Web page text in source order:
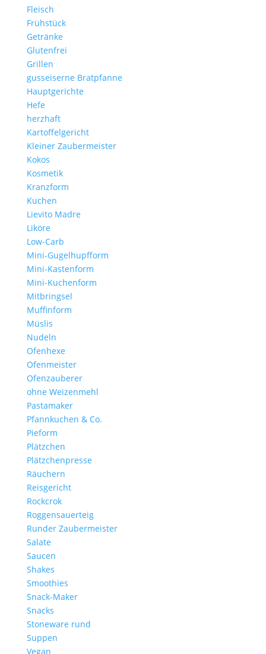
Fleisch
Frühstück
Getränke
Glutenfrei
Grillen
gusseiserne Bratpfanne
Hauptgerichte
Hefe
herzhaft
Kartoffelgericht
Kleiner Zaubermeister
Kokos
Kosmetik
Kranzform
Kuchen
Lievito Madre
Liköre
Low-Carb
Mini-Gugelhupfform
Mini-Kastenform
Mini-Kuchenform
Mitbringsel
Muffinform
Müslis
Nudeln
Ofenhexe
Ofenmeister
Ofenzauberer
ohne Weizenmehl
Pastamaker
Pfannkuchen & Co.
Pieform
Plätzchen
Plätzchenpresse
Räuchern
Reisgericht
Rockcrok
Roggensauerteig
Runder Zaubermeister
Salate
Saucen
Shakes
Smoothies
Snack-Maker
Snacks
Stoneware rund
Suppen
Vegan